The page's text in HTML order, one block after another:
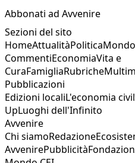
Abbonati ad Avvenire
Sezioni del sito
HomeAttualitàPoliticaMondo
CommentiEconomiaVita e
CuraFamigliaRubriche
Pubblicazioni
Edizioni localiL'economia
UpLuoghi dell'Infinito
Avvenire
Chi siamoRedazione
AvvenirePubblicità